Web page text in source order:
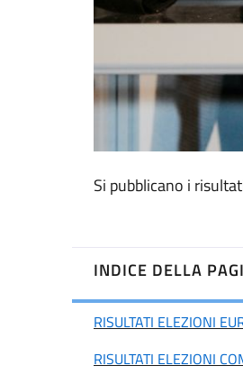
Si pubblicano i
INDICE DELLA
RISULTATI ELEZIONI
RISULTATI ELEZIONI